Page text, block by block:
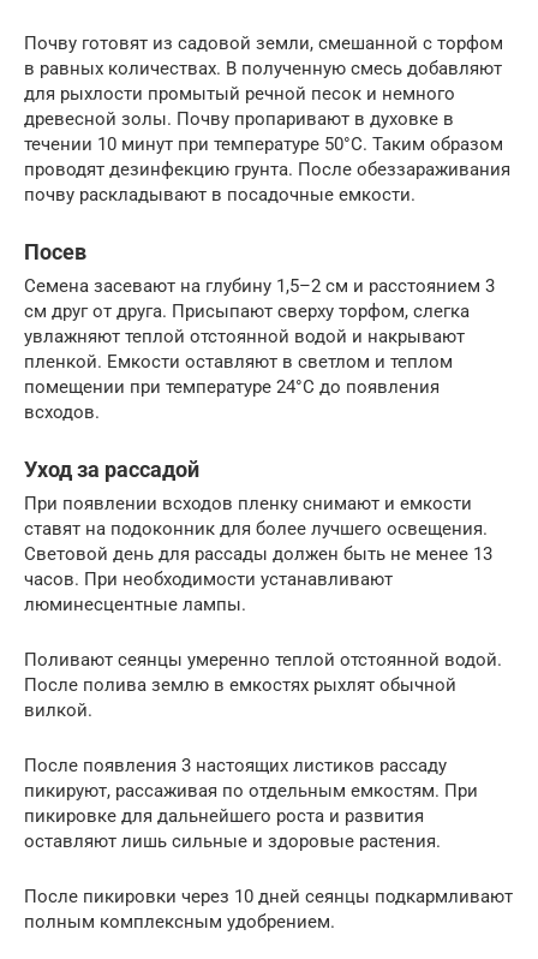
Почву готовят из садовой земли, смешанной с торфом
в равных количествах. В полученную смесь добавляют
для рыхлости промытый речной песок и немного
древесной золы. Почву пропаривают в духовке в
течении 10 минут при температуре 50°C. Таким образом
проводят дезинфекцию грунта. После обеззараживания
почву раскладывают в посадочные емкости.
Посев
Семена засевают на глубину 1,5–2 см и расстоянием 3
см друг от друга. Присыпают сверху торфом, слегка
увлажняют теплой отстоянной водой и накрывают
пленкой. Емкости оставляют в светлом и теплом
помещении при температуре 24°C до появления
всходов.
Уход за рассадой
При появлении всходов пленку снимают и емкости
ставят на подоконник для более лучшего освещения.
Световой день для рассады должен быть не менее 13
часов. При необходимости устанавливают
люминесцентные лампы.
Поливают сеянцы умеренно теплой отстоянной водой.
После полива землю в емкостях рыхлят обычной
вилкой.
После появления 3 настоящих листиков рассаду
пикируют, рассаживая по отдельным емкостям. При
пикировке для дальнейшего роста и развития
оставляют лишь сильные и здоровые растения.
После пикировки через 10 дней сеянцы подкармливают
полным комплексным удобрением.